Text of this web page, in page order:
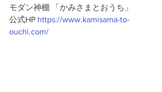
モダン神棚 「かみさまとおうち」
公式HP https://www.kamisama-to-
ouchi.com/